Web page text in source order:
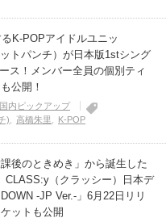
K-POPアイドルユニッ
トパンチ）が日本版1stシング
ス！メンバー全員の個別ティ
公開！
国内ピックアップ
)
高橋朱里 K-POP
後のときめき」から誕生した
CLASS:y（クラッシー）日本デ
-JP Ver.-」6月22日リリ
ットも公開